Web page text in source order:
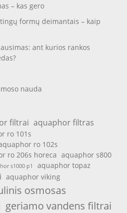
– kas gero
formų deimantais – kaip
ant kurios rankos
nauda
filtrai aquaphor filtras
ro 101s
ro 102s
ro 206s horeca aquaphor s800
s1000 p1 aquaphor topaz
aquaphor viking
osmosas
geriamo vandens filtrai